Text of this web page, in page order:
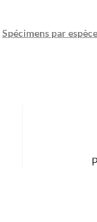
Spécimens par